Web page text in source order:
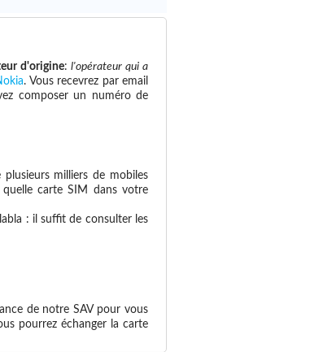
d'origine:l'opérateur qui a
. Vous recevrez par email
composer un numéro de
milliers de mobiles
carte SIM dans votre
: il suffit de consulter les
de notre SAV pour vous
pourrez échanger la carte